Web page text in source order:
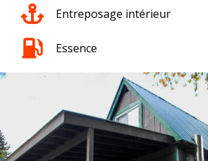
Entreposage intérieur
Essence